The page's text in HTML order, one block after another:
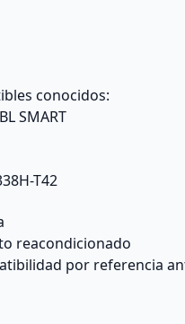
conocidos:
SMART
T42
reacondicionado
por referencia